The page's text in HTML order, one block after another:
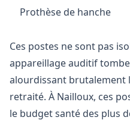
Prothèse de hanche
Ces postes ne sont pas
appareillage auditif
alourdissant brutalement
retraité. À Nailloux, ces
le budget santé des plus